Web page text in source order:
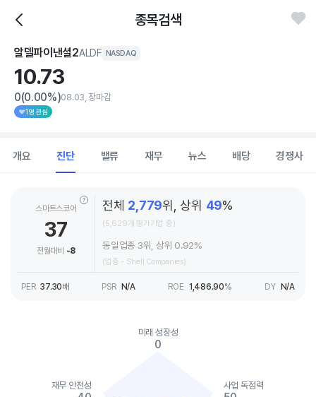
종목검색
알델파이낸셜2ALDF NASDAQ
10.73
0(0.00%)08.03, 장마감
1명 관심
개요 진단 밸류 재무 뉴스 배당 경쟁사
스마트스코어
37
전월대비 -8
전체 2,779위, 상위 49%
(5,629개 평가기업 중)
동일업종 3위, 상위 0.92%
(업종 - Shell Companies)
PER 37.30배 PSR N/A ROE 1,486.90% DY N/A
미래 성장성
0
사업 독점력
재무 안전성